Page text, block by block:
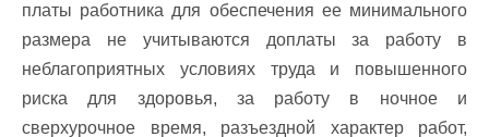
платы работника для обеспечения ее минимального
размера не учитываются доплаты за работу в
неблагоприятных условиях труда и повышенного
риска для здоровья, за работу в ночное и
сверхурочное время, разъездной характер работ,